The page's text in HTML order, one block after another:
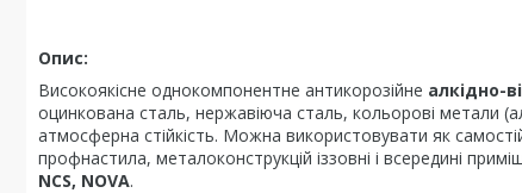
Опис:
Високоякісне однокомпонентне антикорозійне алкідно-
оцинкована сталь, нержавіюча сталь, кольорові метали
атмосферна стійкість. Можна використовувати як
профнастила, металоконструкцій іззовні і всередині
NCS, NOVA.